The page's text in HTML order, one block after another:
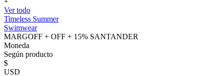
Ver todo
Timeless Summer
Swimwear
MARGOFF + OFF + 15% SANTANDER
Moneda
Según producto
$
USD